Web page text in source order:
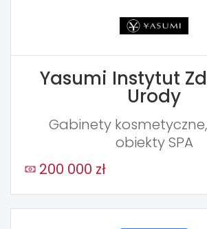
Yasumi Instytut
Urody
Gabinety
obiekty SPA
200 000 zł